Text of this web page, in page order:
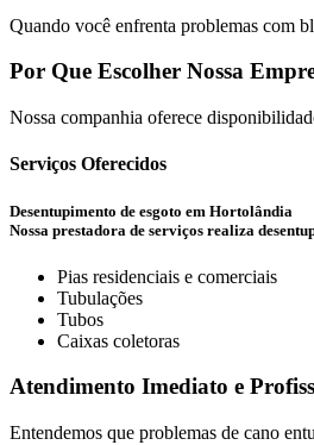
Quando você enfrenta problemas com
Por Que Escolher Nossa
Nossa companhia oferece
Serviços Oferecidos
Desentupimento de esgoto em Hortolândia
Nossa prestadora de serviços realiza
Pias residenciais e comerciais
Tubulações
Tubos
Caixas coletoras
Atendimento Imediato e
Entendemos que problemas de cano